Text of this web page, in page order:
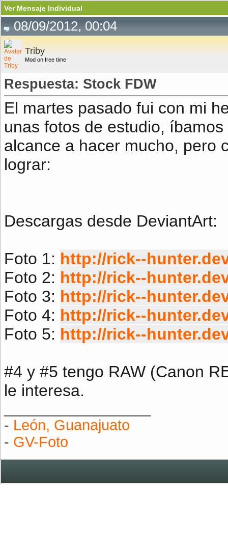
Ver Mensaje Individual
08/09/2012, 00:04
Triby
Mod on free time
Respuesta: Stock FDW
El martes pasado fui con mi
unas fotos de estudio,
alcance a hacer mucho, pero
lograr:
Descargas desde DeviantArt:
Foto 1: http://rick--
Foto 2: http://rick--
Foto 3: http://rick--
Foto 4: http://rick--
Foto 5: http://rick--
#4 y #5 tengo RAW (Canon
le interesa.
- León, Guanajuato
- GV-Foto